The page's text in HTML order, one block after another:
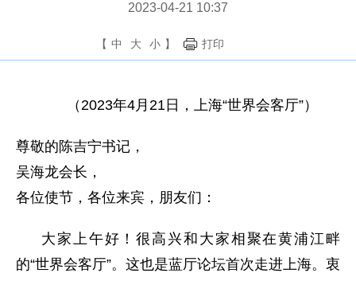
2023-04-21 10:37
【 中 大 小 】 打印
（2023年4月21日，上海“世界会客厅”）
尊敬的陈吉宁书记，
吴海龙会长，
各位使节，各位来宾，朋友们：
大家上午好！很高兴和大家相聚在黄浦江畔
的“世界会客厅”。这也是蓝厅论坛首次走进上海。衷